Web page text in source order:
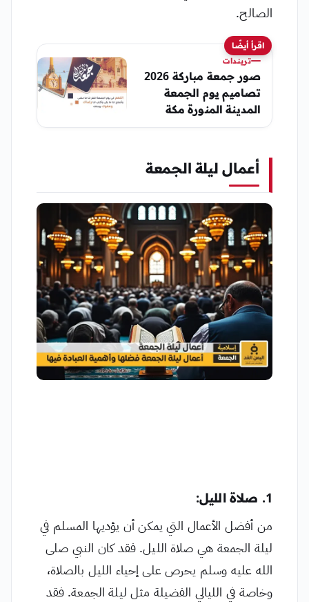
الصالح.
اقرأ أيضًا
تريندات
صور جمعة مباركة 2026
تصاميم يوم الجمعة
المدينة المنورة مكة
جامع الصالح صور يوم
أعمال ليلة الجمعة
1. صلاة الليل:
من أفضل الأعمال التي يمكن أن يؤديها المسلم في
ليلة الجمعة هي صلاة الليل. فقد كان النبي صلى
الله عليه وسلم يحرص على إحياء الليل بالصلاة،
وخاصة في الليالي الفضيلة مثل ليلة الجمعة. فقد